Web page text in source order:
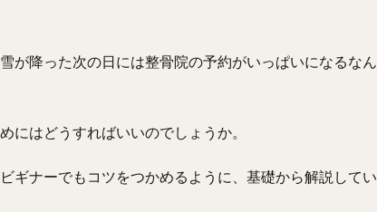
が降った次の日には整骨院の予約がいっぱいになるなん
にはどうすればいいのでしょうか。
ギナーでもコツをつかめるように、基礎から解説してい